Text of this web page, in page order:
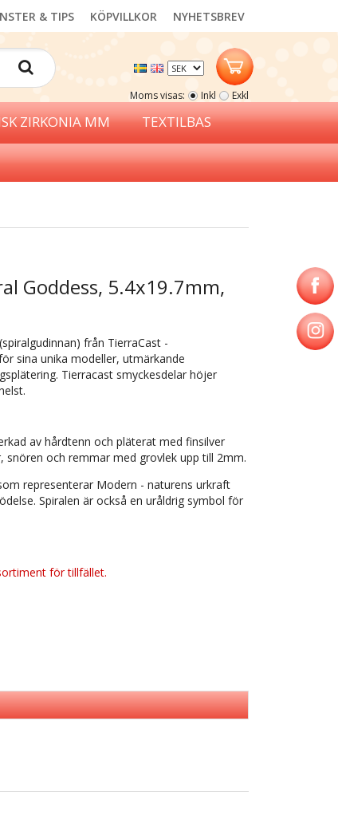
NYHETSBREV
KÖPVILLKOR
& TIPS
Moms visas: Inkl Exkl
ZIRKONIA MM TEXTILBAS
Goddess, 5.4x19.7mm,
från TierraCast -
sina unika modeller, utmärkande
Tierracast smyckesdelar höjer
av hårdtenn och pläterat med finsilver
snören och remmar med grovlek upp till 2mm.
representerar Modern - naturens urkraft
Spiralen är också en uråldrig symbol för
för tillfället.